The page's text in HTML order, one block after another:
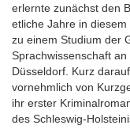
erlernte zunächst den
etliche Jahre in
zu einem Studium der
Sprachwissenschaft
Düsseldorf. Kurz
vornehmlich von
ihr erster
des Schleswig-